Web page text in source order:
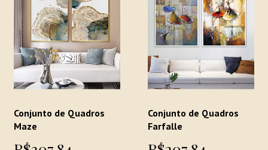
Conjunto de Quadros
Maze
Conjunto de Quadros
Farfalle